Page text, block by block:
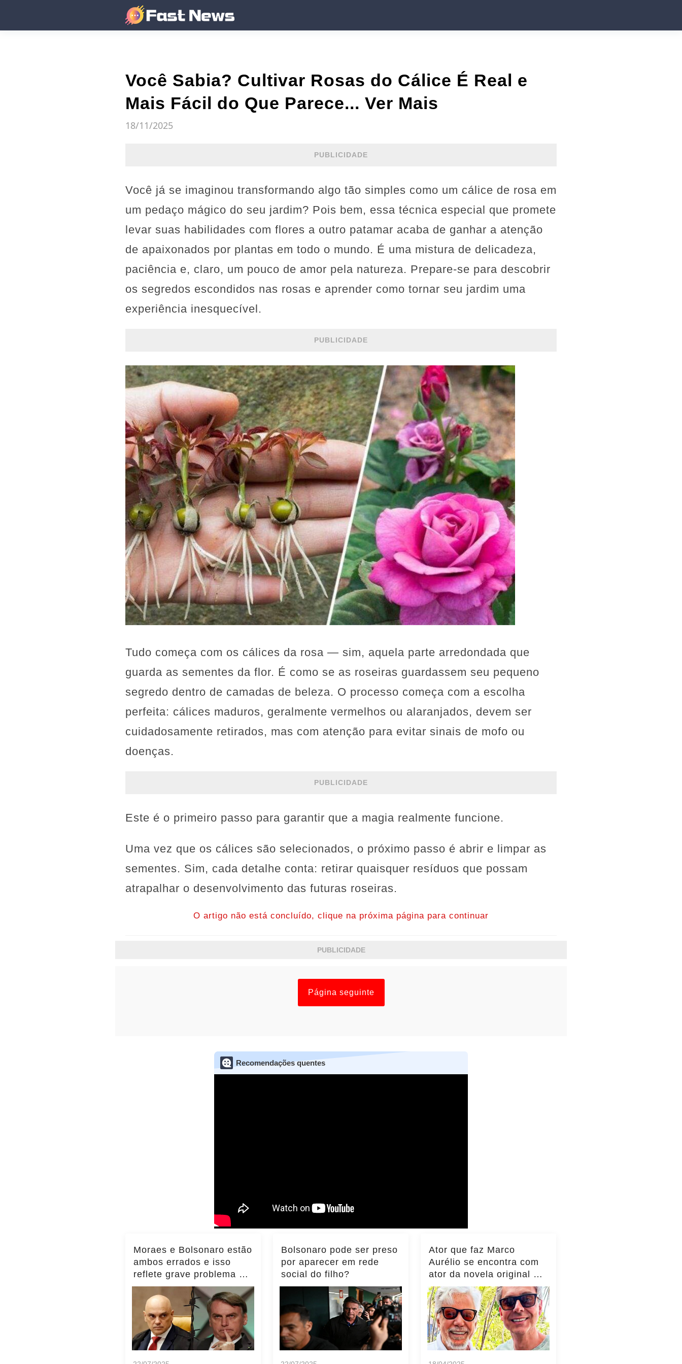
Você Sabia? Cultivar Rosas do Cálice É Real e
Mais Fácil do Que Parece... Ver Mais
18/11/2025
PUBLICIDADE
Você já se imaginou transformando algo tão simples como um cálice de rosa em
um pedaço mágico do seu jardim? Pois bem, essa técnica especial que promete
levar suas habilidades com flores a outro patamar acaba de ganhar a atenção
de apaixonados por plantas em todo o mundo. É uma mistura de delicadeza,
paciência e, claro, um pouco de amor pela natureza. Prepare-se para descobrir
os segredos escondidos nas rosas e aprender como tornar seu jardim uma
experiência inesquecível.
PUBLICIDADE
Tudo começa com os cálices da rosa — sim, aquela parte arredondada que
guarda as sementes da flor. É como se as roseiras guardassem seu pequeno
segredo dentro de camadas de beleza. O processo começa com a escolha
perfeita: cálices maduros, geralmente vermelhos ou alaranjados, devem ser
cuidadosamente retirados, mas com atenção para evitar sinais de mofo ou
doenças.
PUBLICIDADE
Este é o primeiro passo para garantir que a magia realmente funcione.
Uma vez que os cálices são selecionados, o próximo passo é abrir e limpar as
sementes. Sim, cada detalhe conta: retirar quaisquer resíduos que possam
atrapalhar o desenvolvimento das futuras roseiras.
O artigo não está concluído, clique na próxima página para continuar
PUBLICIDADE
Página seguinte
Recomendações quentes
Moraes e Bolsonaro estão
ambos errados e isso
reflete grave problema do
Brasil, diz Transparência
Internacional
Bolsonaro pode ser preso
por aparecer em rede
social do filho?
Ator que faz Marco
Aurélio se encontra com
ator da novela original e
momento viraliza,
notícias!... ver mais